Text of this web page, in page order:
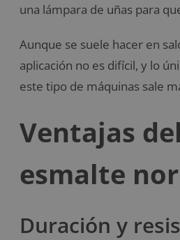
una lámpara de uñas para
Aunque se suele hacer en
aplicación no es difícil, y lo
este tipo de máquinas sale
Ventajas
esmalte
Duración y